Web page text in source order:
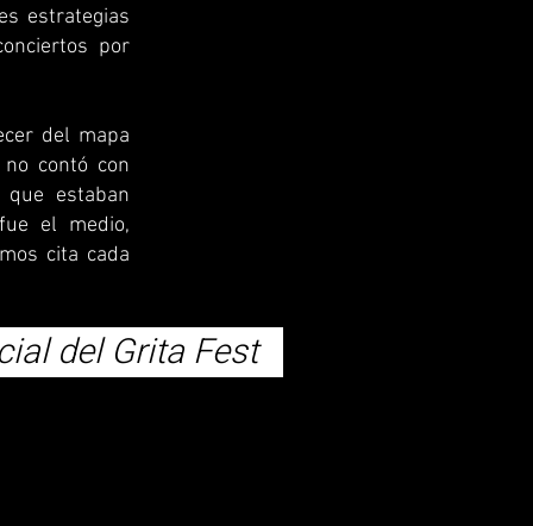
estrategias
por
del mapa
contó con
estaban
el medio,
cita cada
del Grita Fest